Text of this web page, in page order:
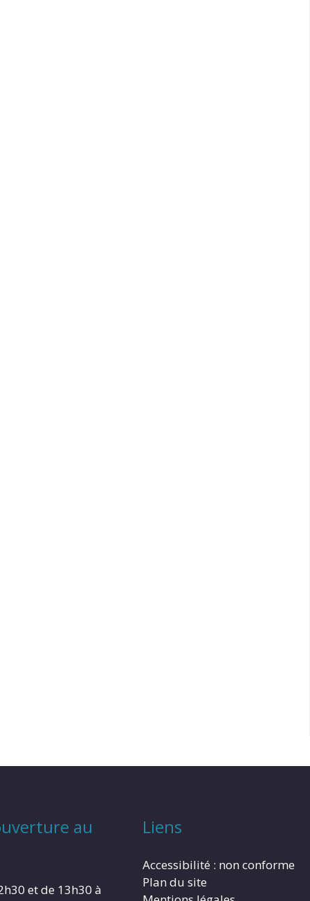
au
et de 13h30 à
Liens
Accessibilité : non conforme
Plan du site